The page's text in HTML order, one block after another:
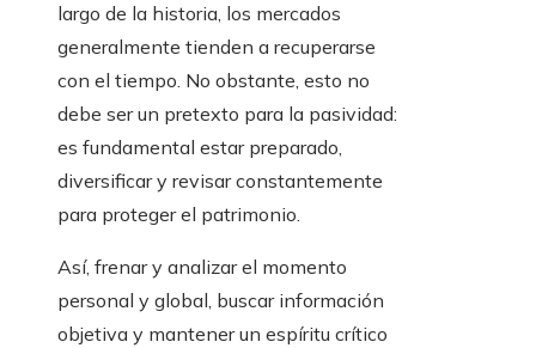
largo de la historia, los mercados
generalmente tienden a recuperarse
con el tiempo. No obstante, esto no
debe ser un pretexto para la pasividad:
es fundamental estar preparado,
diversificar y revisar constantemente
para proteger el patrimonio.
Así, frenar y analizar el momento
personal y global, buscar información
objetiva y mantener un espíritu crítico